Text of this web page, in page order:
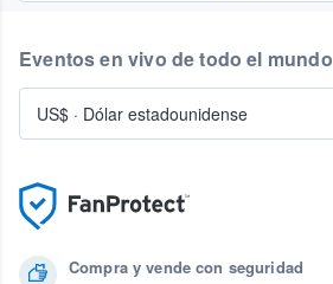
Compra y vende con seguridad
Eventos en vivo de todo el mundo
US$ · Dólar estadounidense